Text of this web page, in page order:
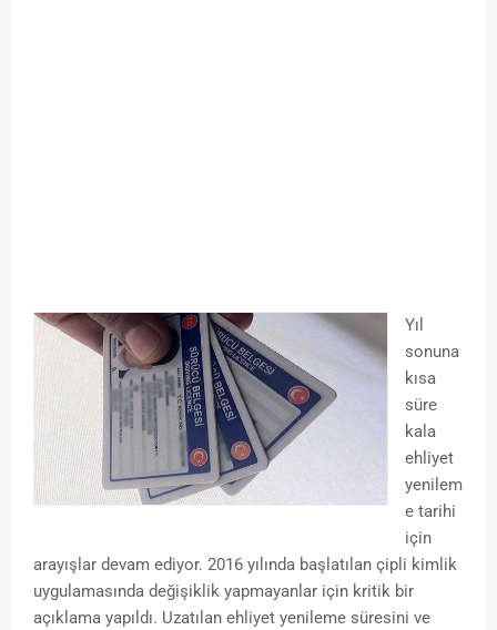
Yıl
sonuna
kısa
süre
kala
ehliyet
yenilem
e tarihi
için
arayışlar devam ediyor. 2016 yılında başlatılan çipli kimlik
uygulamasında değişiklik yapmayanlar için kritik bir
açıklama yapıldı. Uzatılan ehliyet yenileme süresini ve